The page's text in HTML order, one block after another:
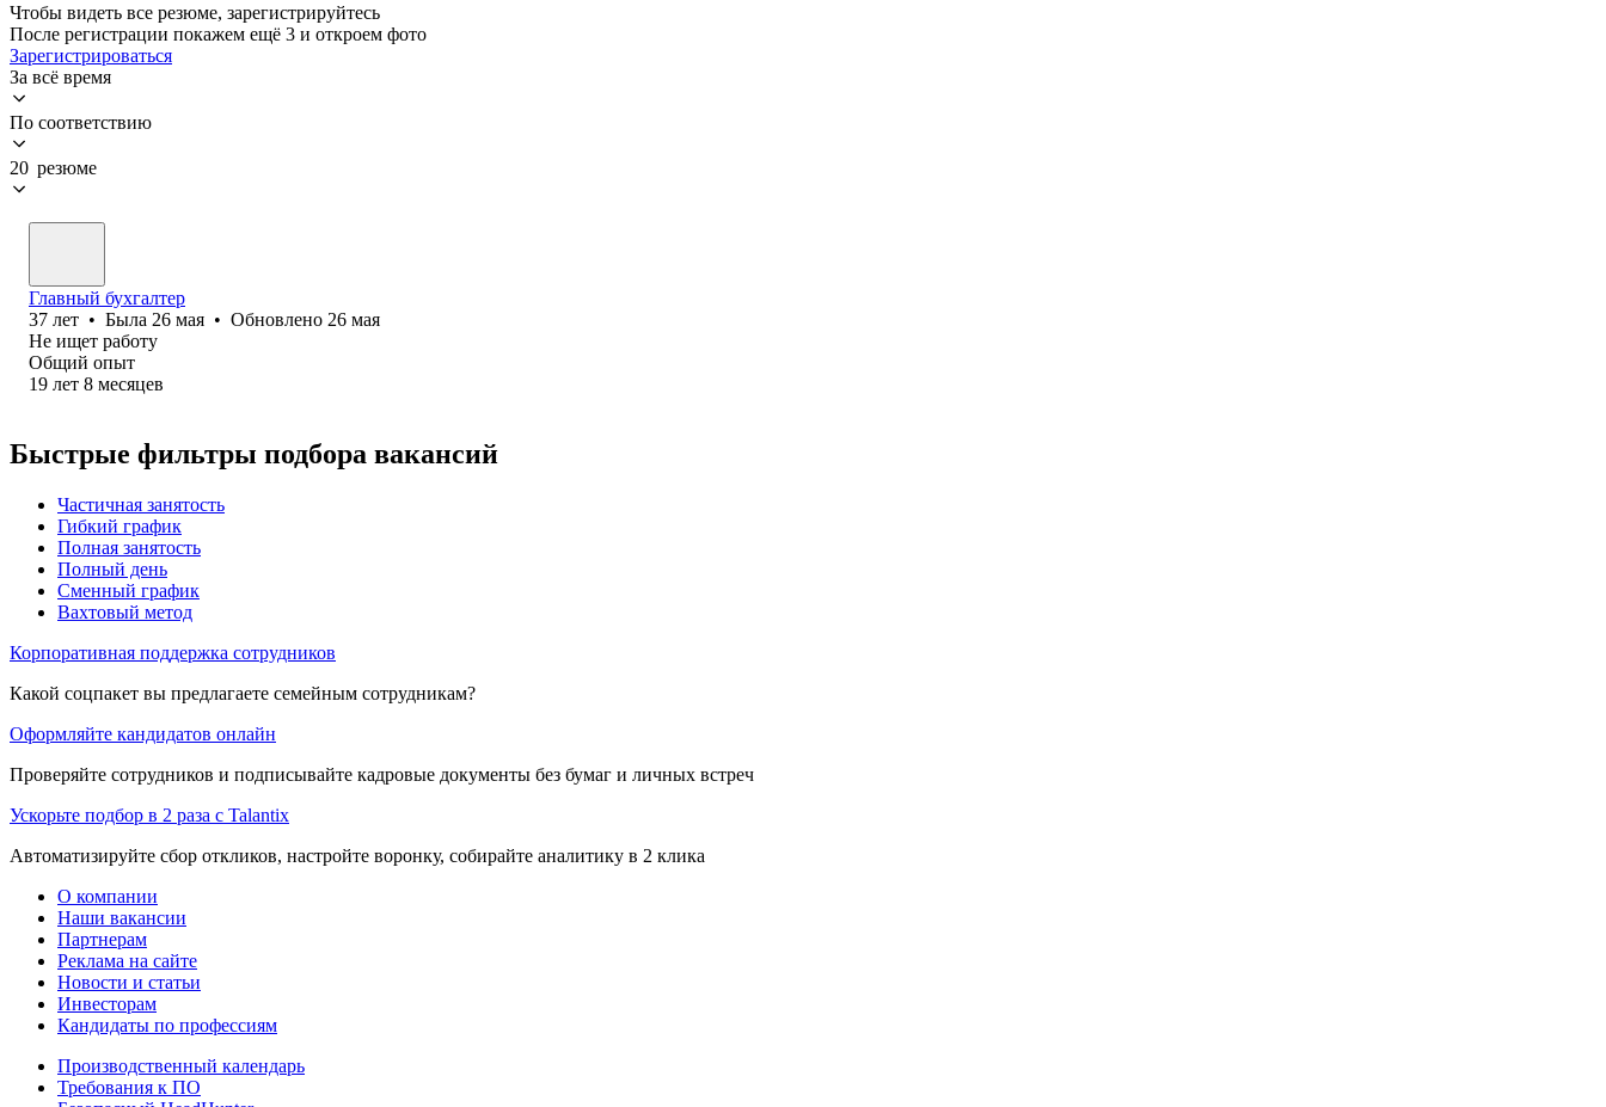
Чтобы видеть все резюме, зарегистрируйтесь
После регистрации покажем ещё 3 и откроем фото
Зарегистрироваться
За всё время
По соответствию
20 резюме
Главный бухгалтер
37 лет • Была 26 мая • Обновлено 26 мая
Не ищет работу
Общий опыт
19 лет 8 месяцев
Быстрые фильтры подбора вакансий
Частичная занятость
Гибкий график
Полная занятость
Полный день
Сменный график
Вахтовый метод
Корпоративная поддержка сотрудников
Какой соцпакет вы предлагаете семейным сотрудникам?
Оформляйте кандидатов онлайн
Проверяйте сотрудников и подписывайте кадровые документы без бумаг и личных встреч
Ускорьте подбор в 2 раза с Talantix
Автоматизируйте сбор откликов, настройте воронку, собирайте аналитику в 2 клика
О компании
Наши вакансии
Партнерам
Реклама на сайте
Новости и статьи
Инвесторам
Кандидаты по профессиям
Производственный календарь
Требования к ПО